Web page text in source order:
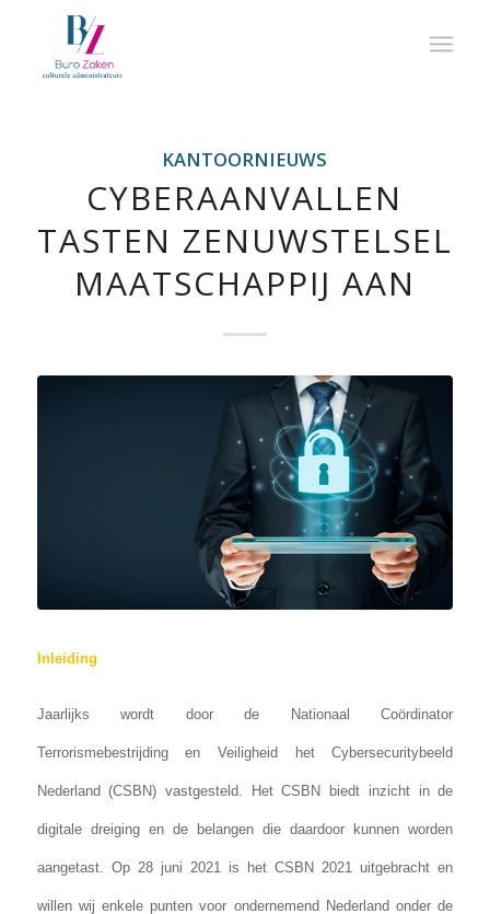
KANTOORNIEUWS
CYBERAANVALLEN
TASTEN ZENUWSTELSEL
MAATSCHAPPIJ AAN
Inleiding
Jaarlijks wordt door de Nationaal Coördinator
Terrorismebestrijding en Veiligheid het Cybersecuritybeeld
Nederland (CSBN) vastgesteld. Het CSBN biedt inzicht in de
digitale dreiging en de belangen die daardoor kunnen worden
aangetast. Op 28 juni 2021 is het CSBN 2021 uitgebracht en
willen wij enkele punten voor ondernemend Nederland onder de